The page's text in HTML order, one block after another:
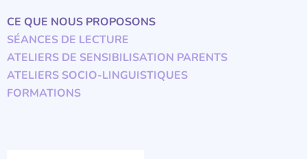
CE QUE NOUS PROPOSONS
SÉANCES DE LECTURE
ATELIERS DE SENSIBILISATION PARENTS
ATELIERS SOCIO-LINGUISTIQUES
FORMATIONS